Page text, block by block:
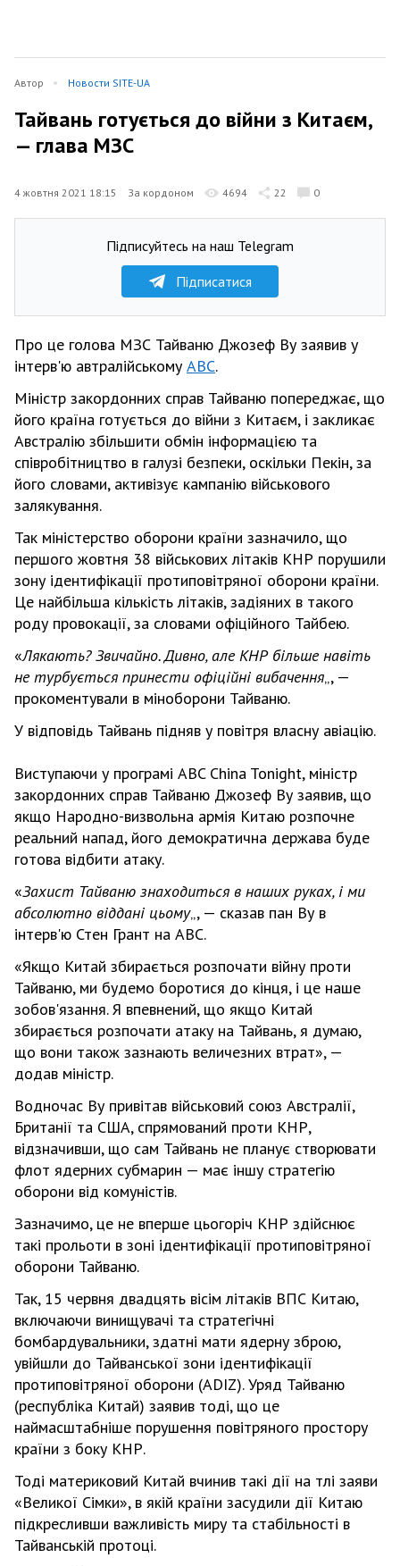
Автор Новости SITE-UA
Тайвань готується до війни з Китаєм,
— глава МЗС
4 жовтня 2021 18:15 За кордоном 4694 22 0
Підписуйтесь на наш Telegram
Підписатися
Про це голова МЗС Тайваню Джозеф Ву заявив у
інтерв'ю автралійському АВС.
Міністр закордонних справ Тайваню попереджає, що
його країна готується до війни з Китаєм, і закликає
Австралію збільшити обмін інформацією та
співробітництво в галузі безпеки, оскільки Пекін, за
його словами, активізує кампанію військового
залякування.
Так міністерство оборони країни зазначило, що
першого жовтня 38 військових літаків КНР порушили
зону ідентифікації протиповітряної оборони країни.
Це найбільша кількість літаків, задіяних в такого
роду провокації, за словами офіційного Тайбею.
«Лякають? Звичайно. Дивно, але КНР більше навіть
не турбується принести офіційні вибачення„, —
прокоментували в міноборони Тайваню.
У відповідь Тайвань підняв у повітря власну авіацію.
Виступаючи у програмі ABC China Tonight, міністр
закордонних справ Тайваню Джозеф Ву заявив, що
якщо Народно-визвольна армія Китаю розпочне
реальний напад, його демократична держава буде
готова відбити атаку.
«Захист Тайваню знаходиться в наших руках, і ми
абсолютно віддані цьому„, — сказав пан Ву в
інтерв'ю Стен Грант на ABC.
«Якщо Китай збирається розпочати війну проти
Тайваню, ми будемо боротися до кінця, і це наше
зобов'язання. Я впевнений, що якщо Китай
збирається розпочати атаку на Тайвань, я думаю,
що вони також зазнають величезних втрат», —
додав міністр.
Водночас Ву привітав військовий союз Австралії,
Британії та США, спрямований проти КНР,
відзначивши, що сам Тайвань не планує створювати
флот ядерних субмарин — має іншу стратегію
оборони від комуністів.
Зазначимо, це не вперше цьогоріч КНР здійснює
такі прольоти в зоні ідентифікації протиповітряної
оборони Тайваню.
Так, 15 червня двадцять вісім літаків ВПС Китаю,
включаючи винищувачі та стратегічні
бомбардувальники, здатні мати ядерну зброю,
увійшли до Тайванської зони ідентифікації
протиповітряної оборони (ADIZ). Уряд Тайваню
(республіка Китай) заявив тоді, що це
наймасштабніше порушення повітряного простору
країни з боку КНР.
Тоді материковий Китай вчинив такі дії на тлі заяви
«Великої Сімки», в якій країни засудили дії Китаю
підкресливши важливість миру та стабільності в
Тайванській протоці.